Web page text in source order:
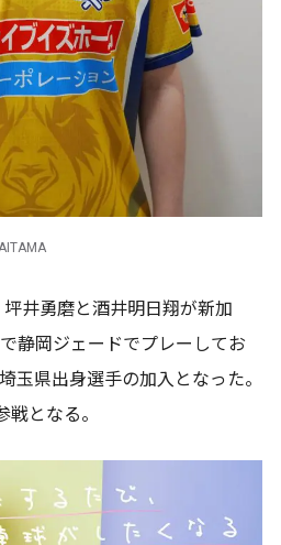
井勇磨と酒井明日翔が新加
静岡ジェードでプレーしてお
玉県出身選手の加入となった。
となる。